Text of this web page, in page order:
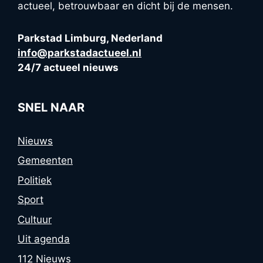
actueel, betrouwbaar en dicht bij de mensen.
Parkstad Limburg, Nederland
info@parkstadactueel.nl
24/7 actueel nieuws
SNEL NAAR
Nieuws
Gemeenten
Politiek
Sport
Cultuur
Uit agenda
112 Nieuws